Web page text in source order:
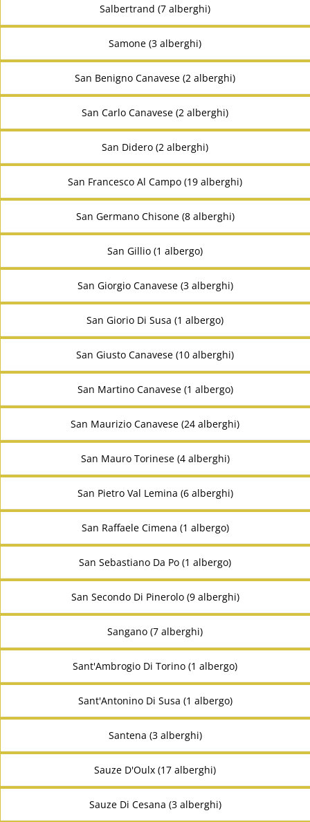
Salbertrand (7 alberghi)
Samone (3 alberghi)
San Benigno Canavese (2 alberghi)
San Carlo Canavese (2 alberghi)
San Didero (2 alberghi)
San Francesco Al Campo (19 alberghi)
San Germano Chisone (8 alberghi)
San Gillio (1 albergo)
San Giorgio Canavese (3 alberghi)
San Giorio Di Susa (1 albergo)
San Giusto Canavese (10 alberghi)
San Martino Canavese (1 albergo)
San Maurizio Canavese (24 alberghi)
San Mauro Torinese (4 alberghi)
San Pietro Val Lemina (6 alberghi)
San Raffaele Cimena (1 albergo)
San Sebastiano Da Po (1 albergo)
San Secondo Di Pinerolo (9 alberghi)
Sangano (7 alberghi)
Sant'Ambrogio Di Torino (1 albergo)
Sant'Antonino Di Susa (1 albergo)
Santena (3 alberghi)
Sauze D'Oulx (17 alberghi)
Sauze Di Cesana (3 alberghi)